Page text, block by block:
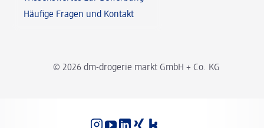
© 2026 dm-drogerie markt GmbH + Co. KG
Häufige Fragen und Kontakt